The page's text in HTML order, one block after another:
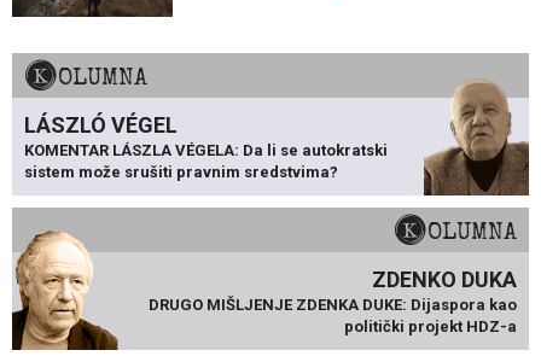
KOLUMNA
LÁSZLÓ VÉGEL
KOMENTAR LÁSZLA VÉGELA: Da li se autokratski
sistem može srušiti pravnim sredstvima?
KOLUMNA
ZDENKO DUKA
DRUGO MIŠLJENJE ZDENKA DUKE: Dijaspora kao
politički projekt HDZ-a